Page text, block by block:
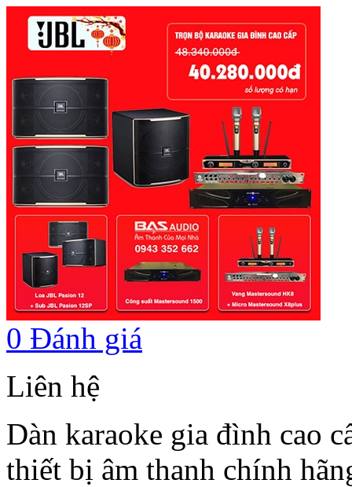
0 Đánh giá
Liên hệ
Dàn karaoke gia đình cao
thiết bị âm thanh chính